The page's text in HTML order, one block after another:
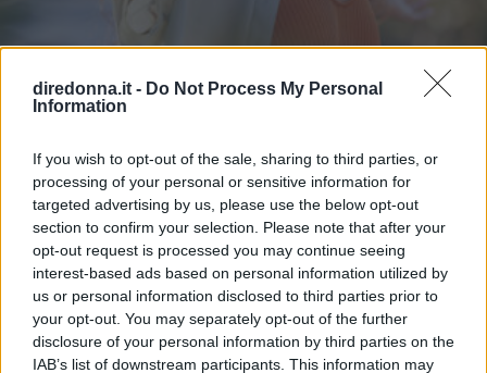
diredonna.it - Do Not Process My Personal
Information
If you wish to opt-out of the sale, sharing to third parties, or
processing of your personal or sensitive information for
targeted advertising by us, please use the below opt-out
section to confirm your selection. Please note that after your
opt-out request is processed you may continue seeing
interest-based ads based on personal information utilized by
us or personal information disclosed to third parties prior to
your opt-out. You may separately opt-out of the further
disclosure of your personal information by third parties on the
IAB’s list of downstream participants. This information may
Frasi sulla libertà: le più belle da
condividere e su cui riflettere
Alcune frasi sulla libertà pronunciate o scritte da artisti o
personaggi famosi: così il concetto è stato esplorato in
diversi ambiti.
PERDITA DURANGO